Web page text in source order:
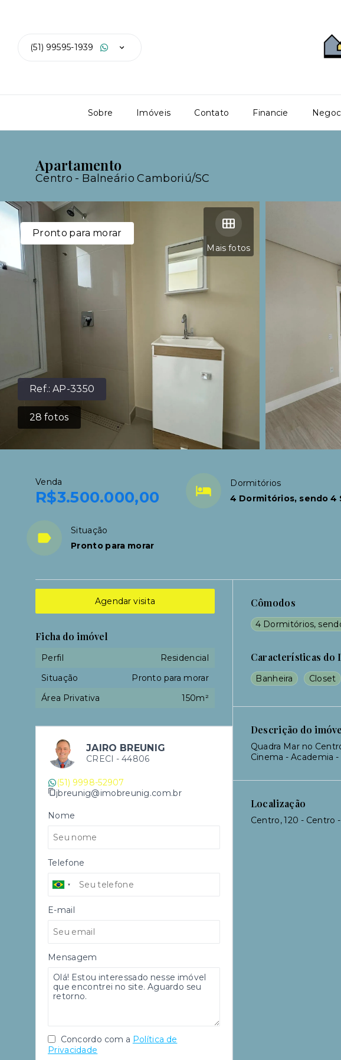
(51) 99595-1939
Sobre Imóveis Contato Financie
Apartamento
Centro - Balneário Camboriú/SC
Ref.:AP-3350
28 fotos
Mais fotos
Pronto para morar
Venda
R$3.500.000,00
Dormitórios
4 Dormitórios, sendo 4
Situação
Pronto para morar
Cômodos
4 Dormitórios,
Características do
Banheira Closet
Descrição do
Quadra Mar no
Cinema - Academia
Localização
Centro, 120 - Centro
Agendar visita
Ficha do imóvel
Perfil
Residencial
Situação
Pronto para morar
Área Privativa
150m²
JAIRO BREUNIG
CRECI - 44806
(51) 9998-52907
jbreunig@imobreunig.com.br
Nome
Telefone
E-mail
Mensagem
Concordo com a Política de
Privacidade